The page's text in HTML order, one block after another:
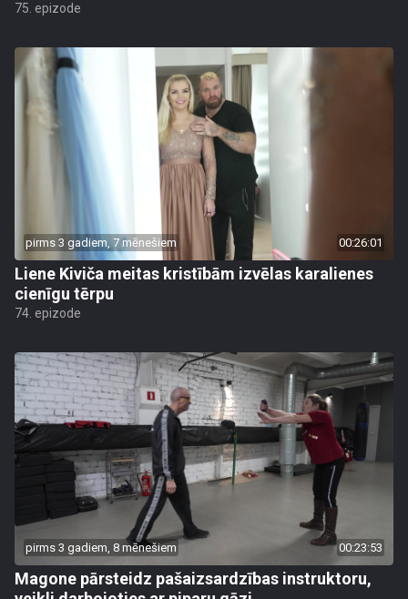
75. epizode
pirms 3 gadiem, 7 mēnešiem 00:26:01
Liene Kiviča meitas kristībām izvēlas karalienes
cienīgu tērpu
74. epizode
pirms 3 gadiem, 8 mēnešiem 00:23:53
Magone pārsteidz pašaizsardzības instruktoru,